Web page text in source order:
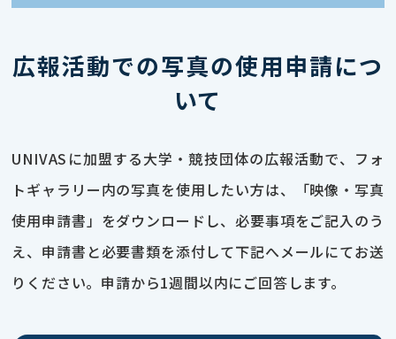
広報活動での写真の使用申請につ
いて
UNIVASに加盟する大学・競技団体の広報活動で、フォ
トギャラリー内の写真を使用したい方は、「映像・写真
使用申請書」をダウンロードし、必要事項をご記入のう
え、申請書と必要書類を添付して下記へメールにてお送
りください。申請から1週間以内にご回答します。